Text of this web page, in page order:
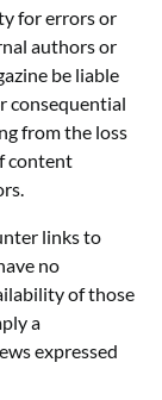
for errors or
authors or
be liable
consequential
from the loss
content
links to
no
of those
a
expressed